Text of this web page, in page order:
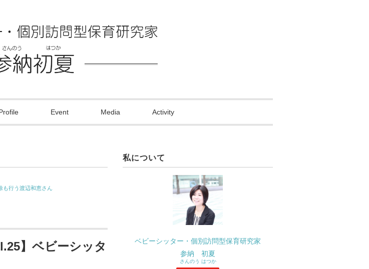
Event Media Activity
も行う渡辺和恵さん
】ベビーシッタ
私について
ベビーシッター・個別訪問型保育研究家
参納 初夏
さんのう はつか